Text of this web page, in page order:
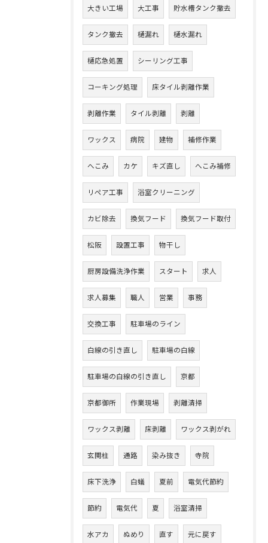
大きい工場 大工事 貯水槽タンク撤去
タンク撤去 樋漏れ 樋水漏れ
樋応急処置 シーリング工事
コーキング処理 床タイル剥離作業
剥離作業 タイル剥離 剥離
ワックス 病院 建物 補修作業
へこみ カケ キズ直し へこみ補修
リペア工事 浴室クリーニング
カビ除去 換気フード 換気フード取付
松阪 設置工事 物干し
厨房設備洗浄作業 スタート 求人
求人募集 職人 営業 事務
交換工事 駐車場のライン
白線の引き直し 駐車場の白線
駐車場の白線の引き直し 京都
京都御所 作業現場 剥離清掃
ワックス剥離 床剥離 ワックス剥がれ
玄関柱 通路 染み抜き 寺院
床下洗浄 白蟻 夏前 電気代節約
節約 電気代 夏 浴室清掃
水アカ ぬめり 直す 元に戻す